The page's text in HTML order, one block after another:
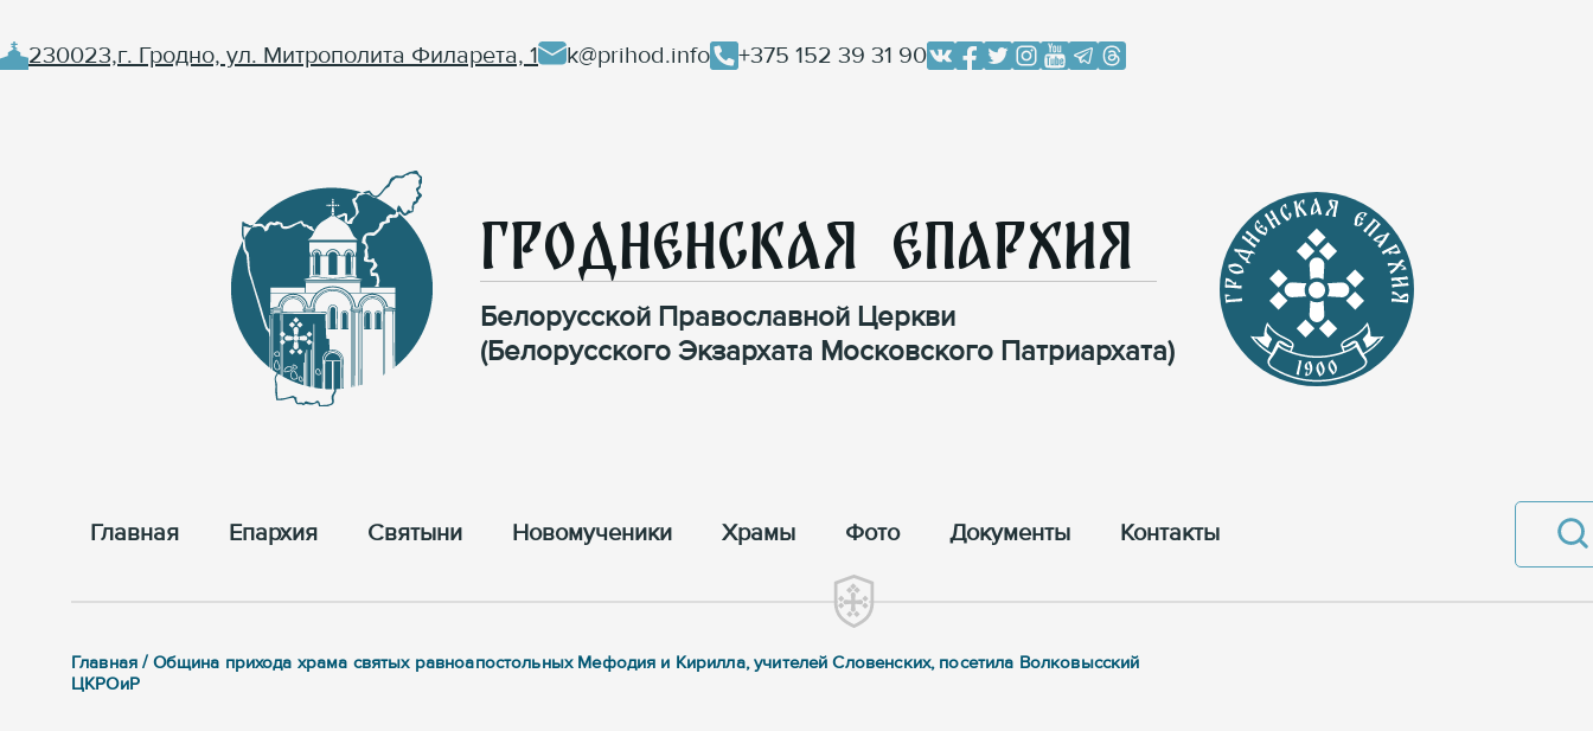
230023,г. Гродно, ул. Митрополита Филарета, 1 k@prihod.info +375 152 39 31 90
Гродненская Епархия
Белорусской Православной Церкви
(Белорусского Экзархата Московского Патриархата)
Главная Епархия Cвятыни Новомученики Храмы Фото Документы Контакты
Главная / Община прихода храма святых равноапостольных Мефодия и Кирилла, учителей Словенских, посетила Волковысский
ЦКРОиР